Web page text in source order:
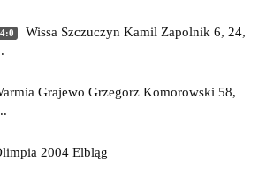
4:0 Wissa Szczuczyn Kamil Zapolnik 6, 24,
Grajewo Grzegorz Komorowski 58,
2004 Elbląg